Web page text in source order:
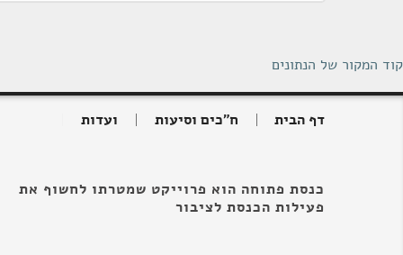
קוד המקור של הנתונים
דף הבית ח"כים וסיעות ועדות
כנסת פתוחה הוא פרוייקט שמטרתו לחשוף את
פעילות הכנסת לציבור